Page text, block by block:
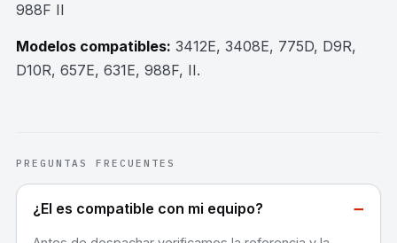
988F II
Modelos compatibles: 3412E, 3408E, 775D, D9R,
D10R, 657E, 631E, 988F, II.
PREGUNTAS FRECUENTES
¿El es compatible con mi equipo? −